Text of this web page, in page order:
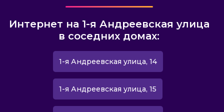
Интернет на 1-я Андреевская улица
в соседних домах:
1-я Андреевская улица, 14
1-я Андреевская улица, 15